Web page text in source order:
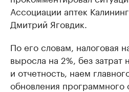
Ассоциации аптек
Дмитрий Яговдик.
По его словам, налоговая
выросла на 2%, без затрат
и отчетность, наем
обновления программного